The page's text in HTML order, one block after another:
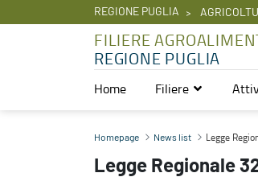
REGIONE PUGLIA
FILIERE
REGIONE PUGLIA
Home Filiere
Legge Regionale 32 del 29 dicembre 2022, art.
Homepage News list Legge
Legge Regionale